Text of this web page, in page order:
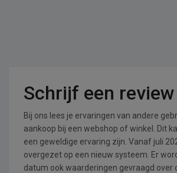
Schrijf een review
Bij ons lees je ervaringen van andere
aankoop bij een webshop of winkel. Dit
een geweldige ervaring zijn. Vanaf juli
overgezet op een nieuw systeem. Er
datum ook waarderingen gevraagd over